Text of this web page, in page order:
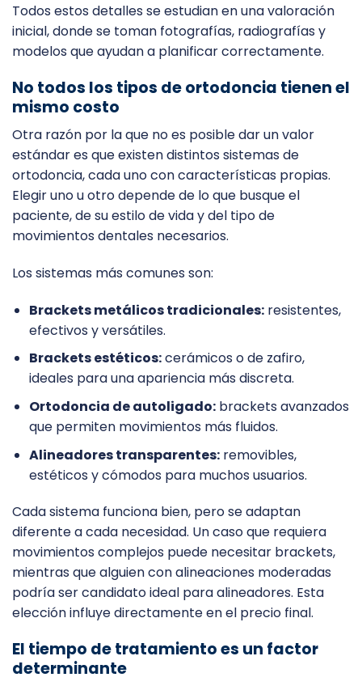
Todos estos detalles se estudian en una valoración
inicial, donde se toman fotografías, radiografías y
modelos que ayudan a planificar correctamente.
No todos los tipos de ortodoncia tienen el
mismo costo
Otra razón por la que no es posible dar un valor
estándar es que existen distintos sistemas de
ortodoncia, cada uno con características propias.
Elegir uno u otro depende de lo que busque el
paciente, de su estilo de vida y del tipo de
movimientos dentales necesarios.
Los sistemas más comunes son:
Brackets metálicos tradicionales:resistentes,
efectivos y versátiles.
Brackets estéticos:cerámicos o de zafiro,
ideales para una apariencia más discreta.
Ortodoncia de autoligado:brackets avanzados
que permiten movimientos más fluidos.
Alineadores transparentes:removibles,
estéticos y cómodos para muchos usuarios.
Cada sistema funciona bien, pero se adaptan
diferente a cada necesidad. Un caso que requiera
movimientos complejos puede necesitar brackets,
mientras que alguien con alineaciones moderadas
podría ser candidato ideal para alineadores. Esta
elección influye directamente en el precio final.
El tiempo de tratamiento es un factor
determinante